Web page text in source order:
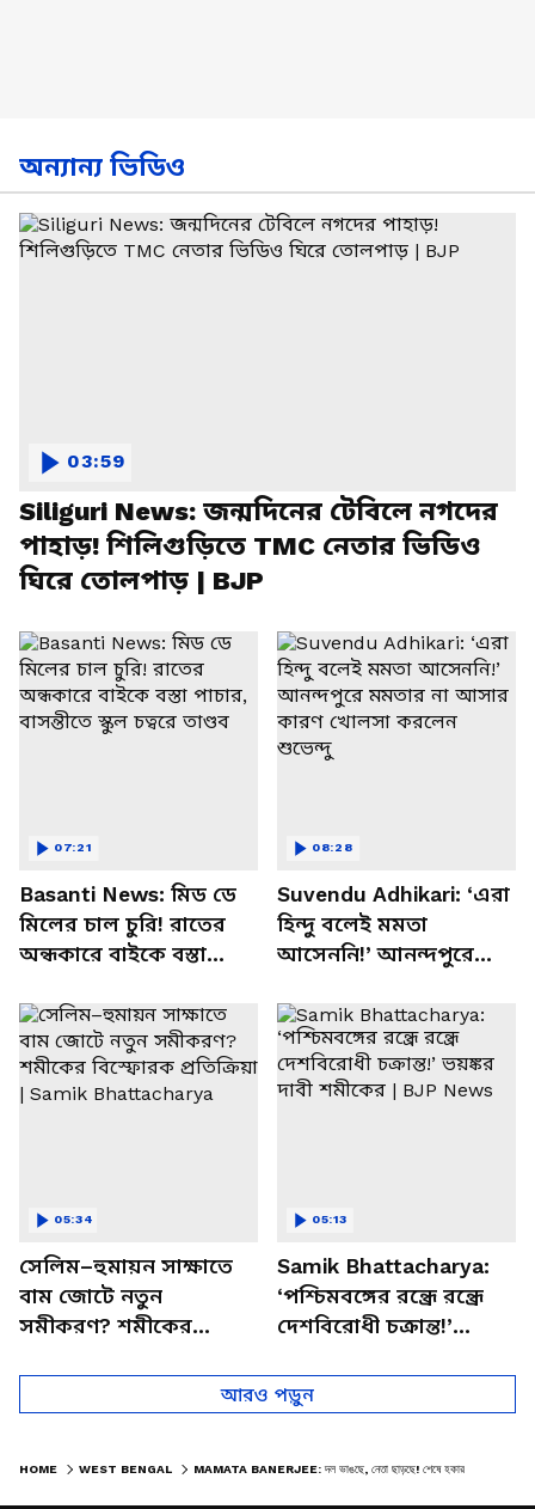
অন্যান্য ভিডিও
Siliguri News: জন্মদিনের টেবিলে নগদের
পাহাড়! শিলিগুড়িতে TMC নেতার ভিডিও
ঘিরে তোলপাড় | BJP
03:59
Basanti News: মিড ডে
মিলের চাল চুরি! রাতের
অন্ধকারে বাইকে বস্তা
চত্বরে তাণ্ডব
07:21
Suvendu Adhikari: ‘এরা
হিন্দু বলেই মমতা
আসেননি!’ আনন্দপুরে
খোলসা করলেন শুভেন্দু
08:28
সেলিম–হুমায়ন সাক্ষাতে
বাম জোটে নতুন
সমীকরণ? শমীকের
Samik Bhattacharya
05:34
Samik Bhattacharya:
‘পশ্চিমবঙ্গের রন্ধ্রে রন্ধ্রে
দেশবিরোধী চক্রান্ত!’
BJP News
05:13
আরও পড়ুন
HOME WEST BENGAL